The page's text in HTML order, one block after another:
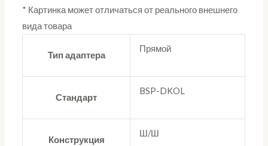
* Картинка может отличаться от реального внешнего
вида товара
Тип адаптера
Прямой
Стандарт
BSP-DKOL
Конструкция
Ш/Ш